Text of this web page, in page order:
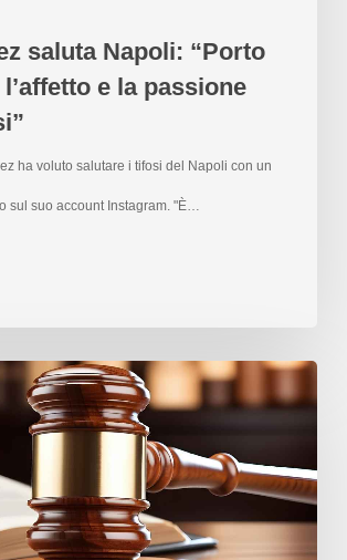
saluta Napoli: “Porto
e la passione
ha voluto salutare i tifosi del Napoli con un
sul suo account Instagram. "È…